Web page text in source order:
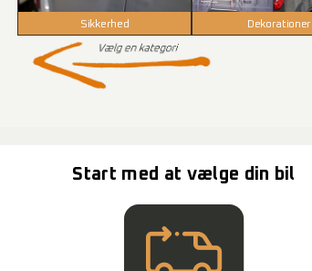
Sikkerhed Dekorationer
Start med at vælge din bil